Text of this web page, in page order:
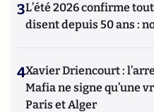
3L’été 2026 confirme
disent depuis 50 ans :
4Xavier Driencourt :
Mafia ne signe qu’une
Paris et Alger